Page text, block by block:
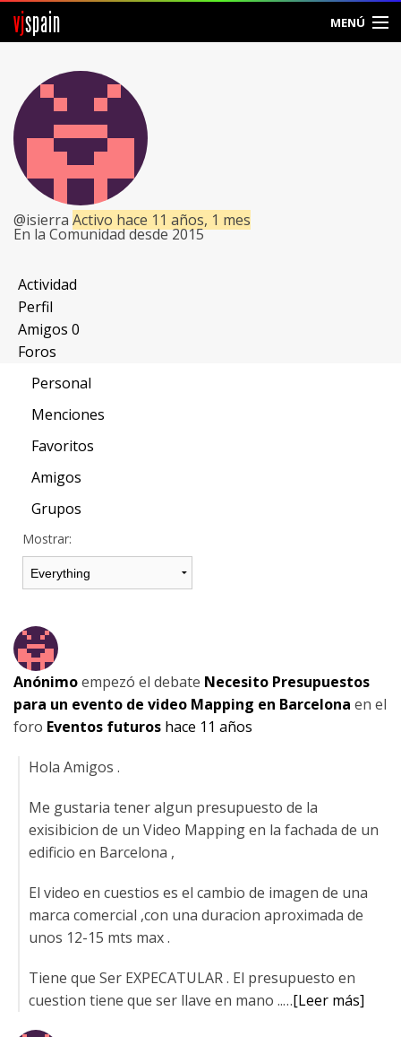
vjspain MENÚ
Foros
Noticias
Vjspain
Ayuda
Contacto
Entrar
@isierra Activo hace 11 años, 1 mes
En la Comunidad desde 2015
Actividad
Perfil
Amigos 0
Foros
Personal
Menciones
Favoritos
Amigos
Grupos
Mostrar:
Anónimoempezó el debate Necesito Presupuestos
para un evento de video Mapping en Barcelona en el
foro Eventos futuros hace 11 años
Hola Amigos .
Me gustaria tener algun presupuesto de la
exisibicion de un Video Mapping en la fachada de un
edificio en Barcelona ,
El video en cuestios es el cambio de imagen de una
marca comercial ,con una duracion aproximada de
unos 12-15 mts max .
Tiene que Ser EXPECATULAR . El presupuesto en
cuestion tiene que ser llave en mano ..…[Leer más]